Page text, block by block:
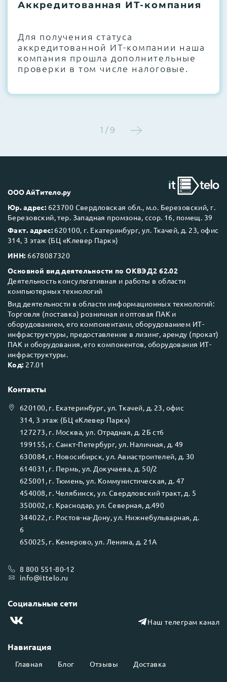
термоинтерфейсов, замена батареек
Этап 4:Стресс-тестирование под 100%
нагрузкой в течение 72 часов для
проверки стабильности всех подсистем
Next Business Day (NBD)
Аккредитованная ИТ-компания
Для получения статуса
аккредитованной ИТ-компании наша
компания прошла дополнительные
проверки в том числе налоговые.
1 / 9
ООО АйТитело.ру
Юр. адрес: 623700 Свердловская обл., м.о. Березовский, г.
Березовский, тер. Западная промзона, ссор. 16, помещ. 39
Факт. адрес: 620100, г. Екатеринбург, ул. Ткачей, д. 23, офис
314, 3 этаж (БЦ «Клевер Парк»)
ИНН: 6678087320
Основной вид деятельности по ОКВЭД2 62.02
Деятельность консультативная и работы в области
компьютерных технологий
Вид деятельности в области информационных технологий:
Торговля (поставка) розничная и оптовая ПАК и
оборудованием, его компонентами, оборудованием ИТ-
инфраструктуры, предоставление в лизинг, аренду (прокат)
ПАК и оборудования, его компонентов, оборудования ИТ-
инфраструктуры.
Код: 27.01
Навигация
Главная Блог Отзывы Доставка
Контакты
620100, г. Екатеринбург, ул.Ткачей, д. 23, офис
314, 3 этаж (БЦ «Клевер Парк»)
127273, г. Москва, ул. Отрадная, д. 2Б ст6
199155, г. Санкт-Петербург, ул. Наличная, д. 49
630084, г. Новосибирск, ул. Авиастроителей, д. 30
614031 , г. Пермь, ул. Докучаева, д. 50/2
625001 , г. Тюмень, ул. Коммунистическая, д. 47
454008, г. Челябинск, ул. Свердловский тракт, д. 5
350002, г. Краснодар, ул. Северная, д.490
344022, г. Ростов-на-Дону, ул. Нижнебульварная, д.
6
650025, г. Кемерово, ул. Ленина, д. 21А
8 800 551-80-12
info@ittelo.ru
Социальные сети
Наш телеграм канал